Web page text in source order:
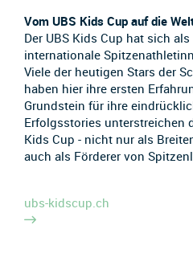
Vom UBS Kids Cup auf die
Der UBS Kids Cup hat sich
internationale
Viele der heutigen Stars der
haben hier ihre ersten
Grundstein für ihre
Erfolgsstories unterstreichen
Kids Cup - nicht nur als
auch als Förderer von
ubs-kidscup.ch